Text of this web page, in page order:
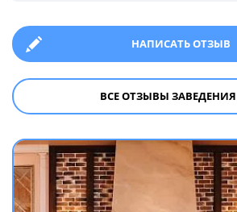
НАПИСАТЬ ОТЗЫВ
ВСЕ ОТЗЫВЫ ЗАВЕДЕНИЯ